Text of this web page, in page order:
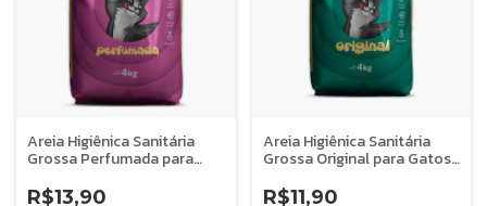
Areia Higiênica Sanitária
Grossa Perfumada para
R$13,90
Areia Higiênica Sanitária
Grossa Original para Gatos
R$11,90